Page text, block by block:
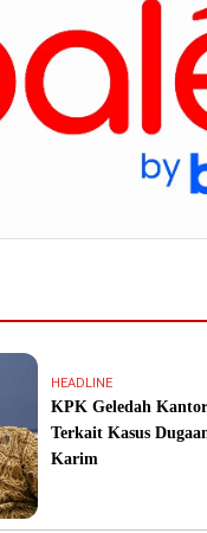
HEADLINE
KPK Geledah
Terkait Kasus
Karim